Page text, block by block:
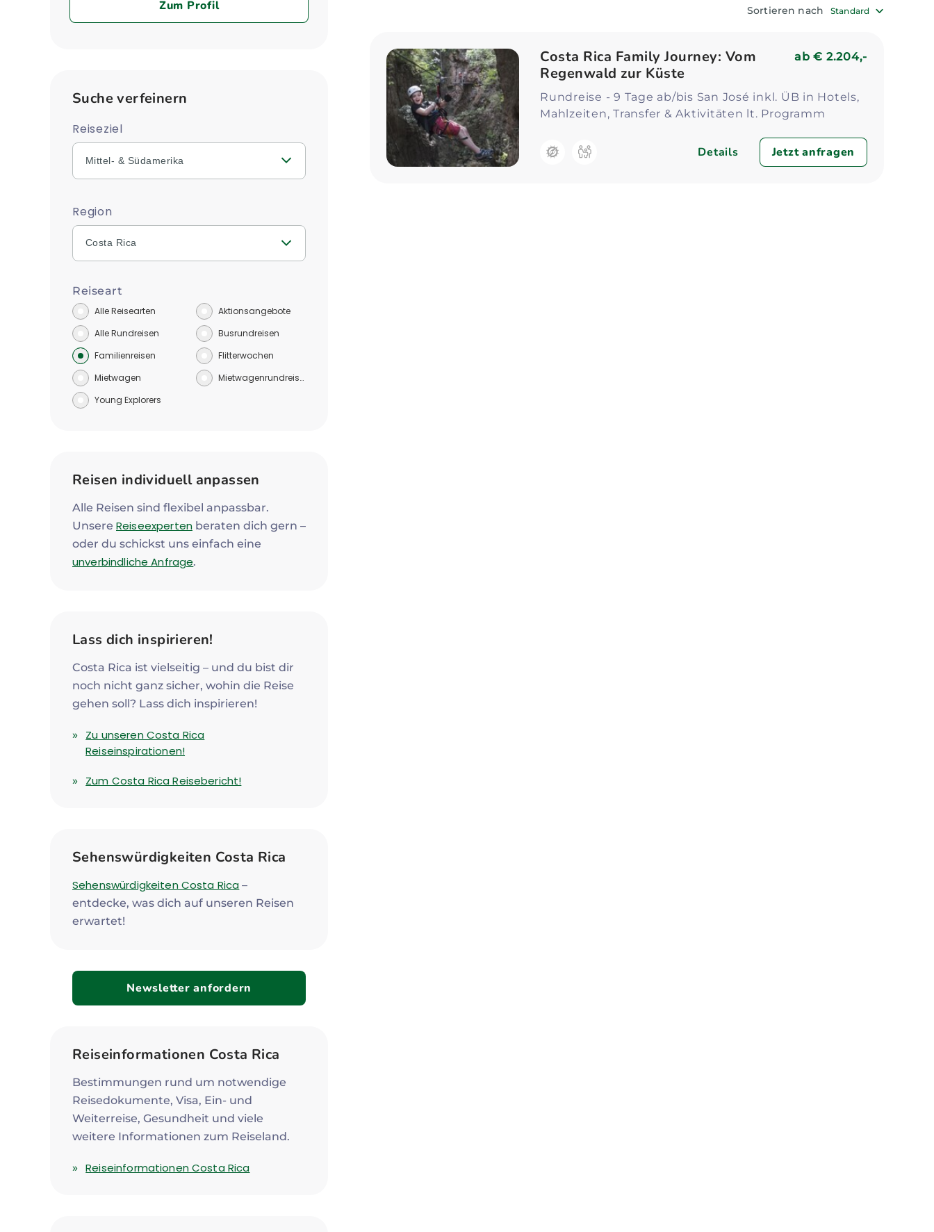
Sortieren nach Standard
Costa Rica Family Journey: Vom
Regenwald zur Küste
ab€ 2.204,-
Rundreise - 9 Tage ab/bis San José inkl. ÜB in Hotels,
Mahlzeiten, Transfer & Aktivitäten lt. Programm
Details Jetzt anfragen
Zum Profil
Suche verfeinern
Reiseziel
Mittel- & Südamerika
Region
Costa Rica
Reiseart
Alle Reisearten
Aktionsangebote
Alle Rundreisen
Busrundreisen
Familienreisen
Flitterwochen
Mietwagen
Mietwagenrundreisen
Young Explorers
Reisen individuell anpassen
Alle Reisen sind flexibel anpassbar.
Unsere Reiseexpertenberaten dich gern –
oder du schickst uns einfach eine
unverbindliche Anfrage.
Lass dich inspirieren!
Costa Rica ist vielseitig – und du bist dir
noch nicht ganz sicher, wohin die Reise
gehen soll? Lass dich inspirieren!
Zu unseren Costa Rica
Reiseinspirationen!
Zum Costa Rica Reisebericht!
Sehenswürdigkeiten Costa Rica
Sehenswürdigkeiten Costa Rica –
entdecke, was dich auf unseren Reisen
erwartet!
Newsletter anfordern
Reiseinformationen Costa Rica
Bestimmungen rund um notwendige
Reisedokumente, Visa, Ein- und
Weiterreise, Gesundheit und viele
weitere Informationen zum Reiseland.
Reiseinformationen Costa Rica